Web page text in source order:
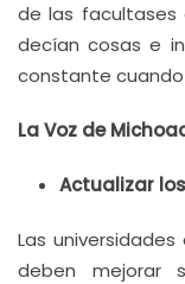
de las facultases
decían cosas e
constante
La Voz de
Actualizar
Las
deben mejorar